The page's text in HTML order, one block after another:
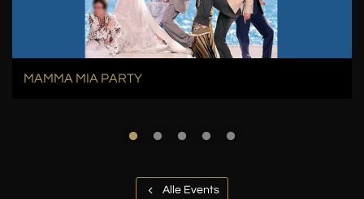
MAMMA MIA PARTY
Alle Events